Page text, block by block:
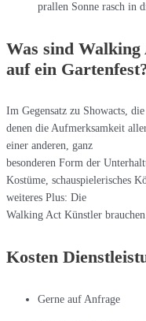
prallen Sonne rasch in
Was sind Walking
auf ein
Im Gegensatz zu Showacts,
denen die Aufmerksamkeit
einer anderen, ganz
besonderen Form der
Kostüme, schauspielerisches
weiteres Plus: Die
Walking Act Künstler
Kosten
Gerne auf Anfrage